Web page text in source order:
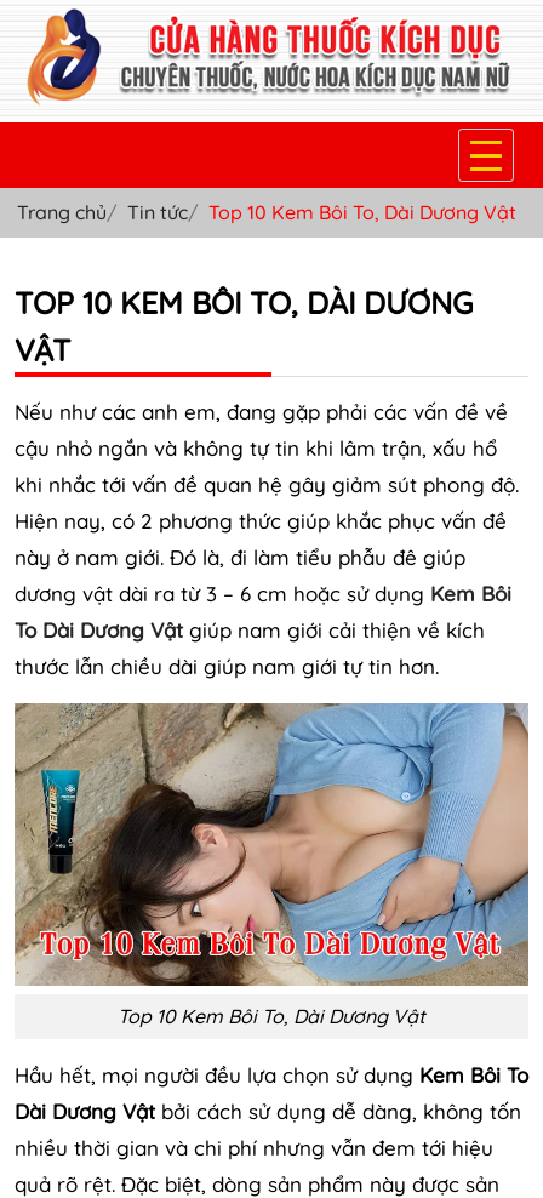
TRANG CHỦ
THUỐC VIÊN KÍCH DỤC NAM
SẢN PHẨM KHÁC
TIN TỨC & BLOG
Trang chủ Tin tức Top 10 Kem Bôi To, Dài Dương Vật
TOP 10 KEM BÔI TO, DÀI DƯƠNG
VẬT
Nếu như các anh em, đang gặp phải các vấn đề về
cậu nhỏ ngắn và không tự tin khi lâm trận, xấu hổ
khi nhắc tới vấn đề quan hệ gây giảm sút phong độ.
Hiện nay, có 2 phương thức giúp khắc phục vấn đề
này ở nam giới. Đó là, đi làm tiểu phẫu đê giúp
dương vật dài ra từ 3 – 6 cm hoặc sử dụng Kem Bôi
To Dài Dương Vậtgiúp nam giới cải thiện về kích
thước lẫn chiều dài giúp nam giới tự tin hơn.
Top 10 Kem Bôi To, Dài Dương Vật
Hầu hết, mọi người đều lựa chọn sử dụng Kem Bôi To
Dài Dương Vậtbởi cách sử dụng dễ dàng, không tốn
nhiều thời gian và chi phí nhưng vẫn đem tới hiệu
quả rõ rệt. Đặc biệt, dòng sản phẩm này được sản